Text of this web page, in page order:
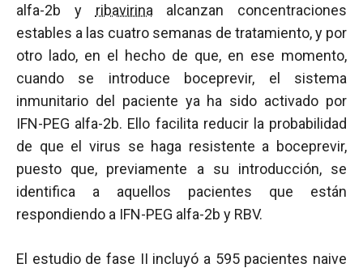
alfa-2b y ribavirina alcanzan concentraciones
estables a las cuatro semanas de tratamiento, y por
otro lado, en el hecho de que, en ese momento,
cuando se introduce boceprevir, el sistema
inmunitario del paciente ya ha sido activado por
IFN-PEG alfa-2b. Ello facilita reducir la probabilidad
de que el virus se haga resistente a boceprevir,
puesto que, previamente a su introducción, se
identifica a aquellos pacientes que están
respondiendo a IFN-PEG alfa-2b y RBV.
El estudio de fase II incluyó a 595 pacientes naive